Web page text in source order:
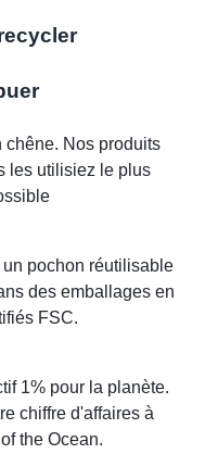
chêne. Nos produits
les utilisiez le plus
pochon réutilisable
des emballages en
FSC.
1% pour la planète.
chiffre d'affaires à
the Ocean.